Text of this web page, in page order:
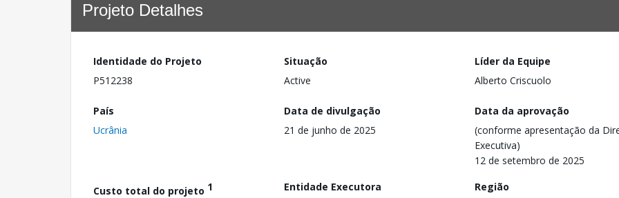
Projeto Detalhes
Identidade do Projeto
P512238
Situação
Active
Líder da Equipe
Alberto Criscuolo
País
Ucrânia
Data de divulgação
21 de junho de 2025
Data da aprovação
(conforme apresentação da
Executiva)
12 de setembro de 2025
Custo total do projeto 1
Entidade Executora
Região